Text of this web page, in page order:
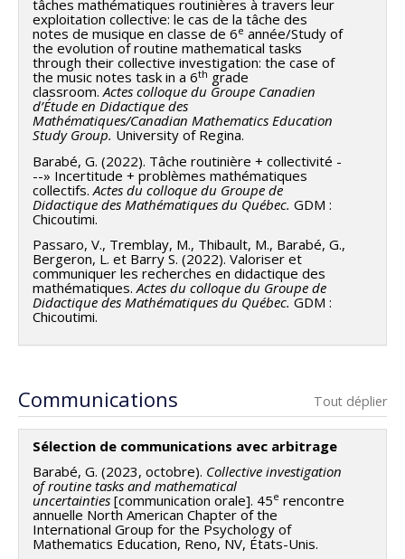
tâches mathématiques routinières à travers leur
exploitation collective: le cas de la tâche des
notes de musique en classe de 6e année/Study of
the evolution of routine mathematical tasks
through their collective investigation: the case of
the music notes task in a 6th grade
classroom.Actes colloque du Groupe Canadien
d’Étude en Didactique des
Mathématiques/Canadian Mathematics Education
Study Group. University of Regina.
Barabé, G. (2022). Tâche routinière + collectivité -
--» Incertitude + problèmes mathématiques
collectifs. Actes du colloque du Groupe de
Didactique des Mathématiques du Québec. GDM :
Chicoutimi.
Passaro, V., Tremblay, M., Thibault, M., Barabé, G.,
Bergeron, L. et Barry S. (2022). Valoriser et
communiquer les recherches en didactique des
mathématiques.Actes du colloque du Groupe de
Didactique des Mathématiques du Québec.GDM :
Chicoutimi.
Communications Tout déplier
Sélection de communications avec arbitrage
Barabé, G. (2023, octobre). Collective investigation
of routine tasks and mathematical
uncertainties [communication orale]. 45e rencontre
annuelle North American Chapter of the
International Group for the Psychology of
Mathematics Education, Reno, NV, États-Unis.